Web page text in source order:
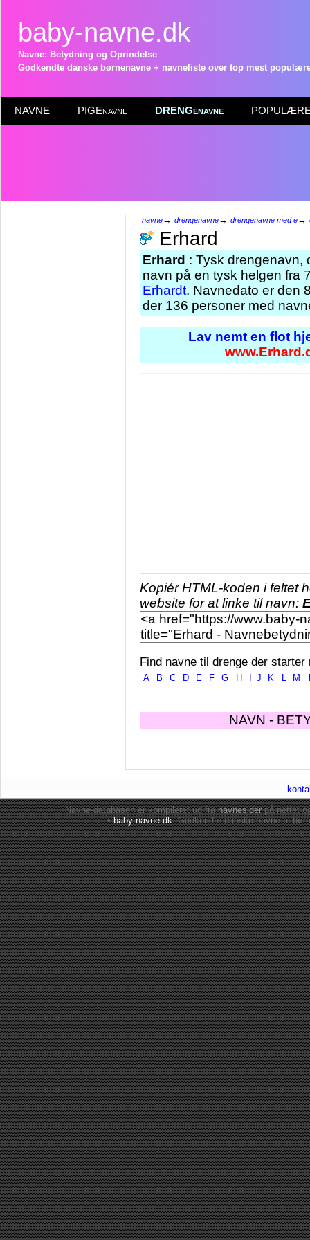
baby-navne.dk
Navne: Betydning og Oprindelse
Godkendte danske børnenavne + navneliste over top mest
NAVNE PIGEnavne DRENGenavne POPULÆRE
navne→ drengenavne→ drengenavne med e→
Erhard
Erhard : Tysk drengenavn,
navn på en tysk helgen fra
Erhardt. Navnedato er den
der 136 personer med
Lav nemt en flot
Kopiér HTML-koden i feltet
website for at linke til navn:
Find navne til drenge der starter
A B C D E F G H J K L M
NAVN -
Navne-databasen er kompileret ud franavnesiderpå nettet
•baby-navne.dk: Godkendte danskenavne til børn